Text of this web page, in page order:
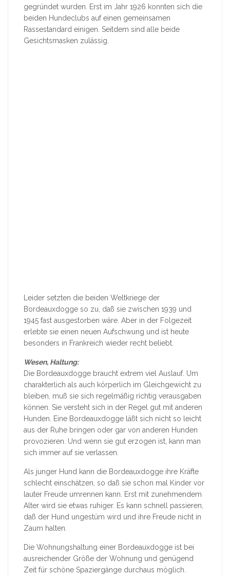
gegründet wurden. Erst im Jahr 1926 konnten sich die
beiden Hundeclubs auf einen gemeinsamen
Rassestandard einigen. Seitdem sind alle beide
Gesichtsmasken zulässig.
Leider setzten die beiden Weltkriege der
Bordeauxdogge so zu, daß sie zwischen 1939 und
1945 fast ausgestorben wäre. Aber in der Folgezeit
erlebte sie einen neuen Aufschwung und ist heute
besonders in Frankreich wieder recht beliebt.
Wesen, Haltung:
Die Bordeauxdogge braucht extrem viel Auslauf. Um
charakterlich als auch körperlich im Gleichgewicht zu
bleiben, muß sie sich regelmäßig richtig verausgaben
können. Sie versteht sich in der Regel gut mit anderen
Hunden. Eine Bordeauxdogge läßt sich nicht so leicht
aus der Ruhe bringen oder gar von anderen Hunden
provozieren. Und wenn sie gut erzogen ist, kann man
sich immer auf sie verlassen.
Als junger Hund kann die Bordeauxdogge ihre Kräfte
schlecht einschätzen, so daß sie schon mal Kinder vor
lauter Freude umrennen kann. Erst mit zunehmendem
Alter wird sie etwas ruhiger. Es kann schnell passieren,
daß der Hund ungestüm wird und ihre Freude nicht in
Zaum halten.
Die Wohnungshaltung einer Bordeauxdogge ist bei
ausreichender Größe der Wohnung und genügend
Zeit für schöne Spaziergänge durchaus möglich.